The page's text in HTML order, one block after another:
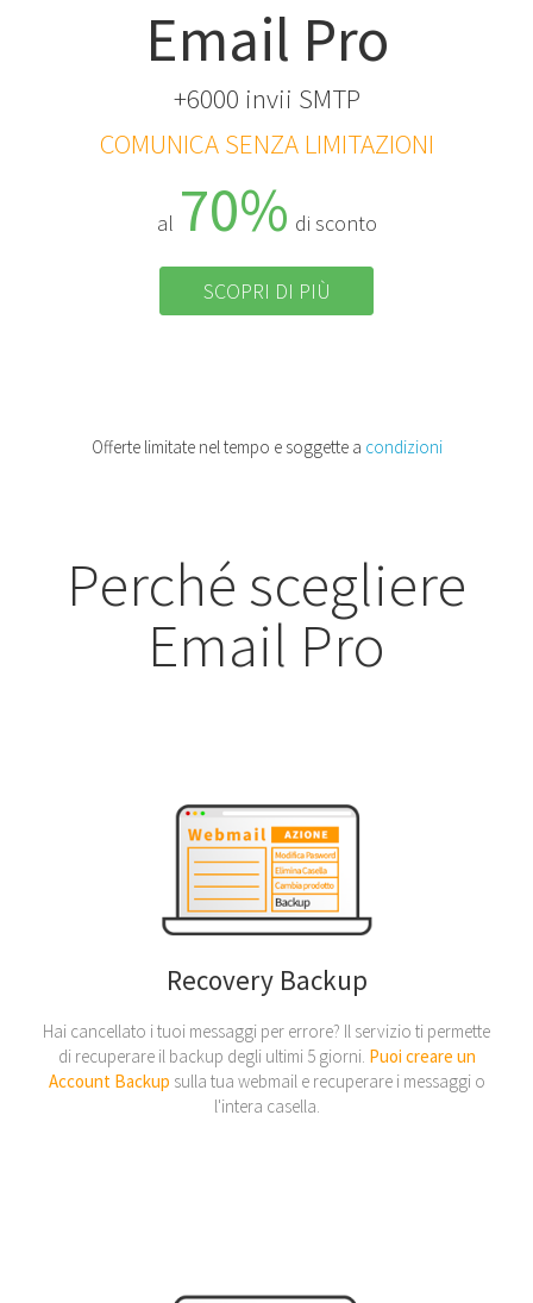
Email Pro
+6000 invii SMTP
COMUNICA SENZA LIMITAZIONI
al 70% di sconto
SCOPRI DI PIÙ
Offerte limitate nel tempo e soggette a condizioni
Perché scegliere
Email Pro
Recovery Backup
Hai cancellato i tuoi messaggi per errore? Il servizio ti permette
di recuperare il backup degli ultimi 5 giorni. Puoi creare un
Account Backup sulla tua webmail e recuperare i messaggi o
l'intera casella.